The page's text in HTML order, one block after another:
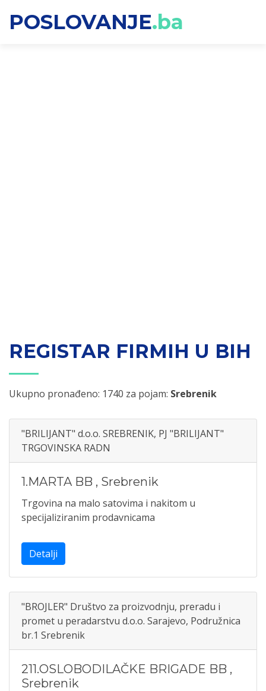
POSLOVANJE.ba
REGISTAR FIRMIH U BIH
Ukupno pronađeno: 1740 za pojam: Srebrenik
"BRILIJANT" d.o.o. SREBRENIK, PJ "BRILIJANT"
TRGOVINSKA RADN
1.MARTA BB , Srebrenik
Trgovina na malo satovima i nakitom u
specijaliziranim prodavnicama
Detalji
"BROJLER" Društvo za proizvodnju, preradu i
promet u peradarstvu d.o.o. Sarajevo, Podružnica
br.1 Srebrenik
211.OSLOBODILAČKE BRIGADE BB ,
Srebrenik